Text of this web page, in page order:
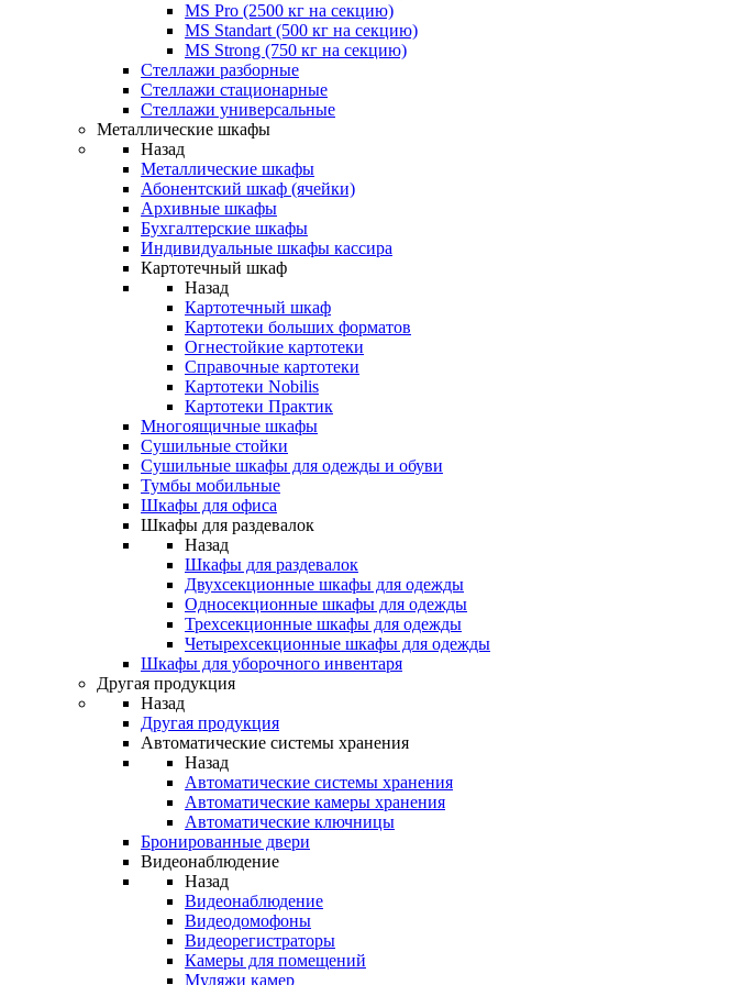
MS Pro (2500 кг на секцию)
MS Standart (500 кг на секцию)
MS Strong (750 кг на секцию)
Стеллажи разборные
Стеллажи стационарные
Стеллажи универсальные
Металлические шкафы
Назад
Металлические шкафы
Абонентский шкаф (ячейки)
Архивные шкафы
Бухгалтерские шкафы
Индивидуальные шкафы кассира
Картотечный шкаф
Назад
Картотечный шкаф
Картотеки больших форматов
Огнестойкие картотеки
Справочные картотеки
Картотеки Nobilis
Картотеки Практик
Многоящичные шкафы
Сушильные стойки
Сушильные шкафы для одежды и обуви
Тумбы мобильные
Шкафы для офиса
Шкафы для раздевалок
Назад
Шкафы для раздевалок
Двухсекционные шкафы для одежды
Односекционные шкафы для одежды
Трехсекционные шкафы для одежды
Четырехсекционные шкафы для одежды
Шкафы для уборочного инвентаря
Другая продукция
Назад
Другая продукция
Автоматические системы хранения
Назад
Автоматические системы хранения
Автоматические камеры хранения
Автоматические ключницы
Бронированные двери
Видеонаблюдение
Назад
Видеонаблюдение
Видеодомофоны
Видеорегистраторы
Камеры для помещений
Муляжи камер